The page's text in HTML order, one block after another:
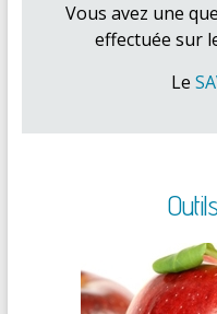
Vous avez une
effectuée sur
Le